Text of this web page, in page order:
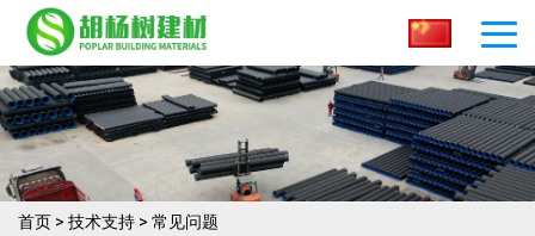
首页 > 技术支持 > 常见问题